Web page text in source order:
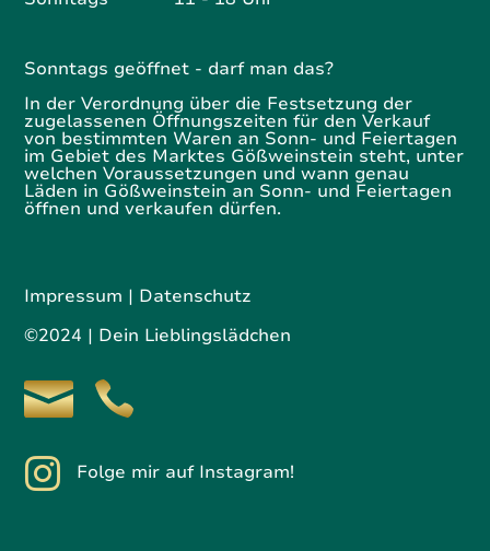
Sonntags geöffnet - darf man das?
In der Verordnung über die Festsetzung der
zugelassenen Öffnungszeiten für den Verkauf
von bestimmten Waren an Sonn- und Feiertagen
im Gebiet des Marktes Gößweinstein steht, unter
welchen Voraussetzungen und wann genau
Läden in Gößweinstein an Sonn- und Feiertagen
öffnen und verkaufen dürfen.
Impressum | Datenschutz
©2024 | Dein Lieblingslädchen
 Folge mir auf Instagram!